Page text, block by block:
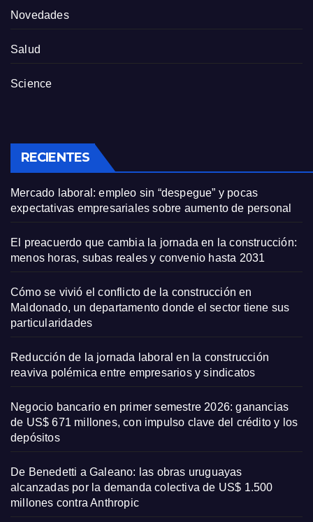
Novedades
Salud
Science
RECIENTES
Mercado laboral: empleo sin “despegue” y pocas
expectativas empresariales sobre aumento de personal
El preacuerdo que cambia la jornada en la construcción:
menos horas, subas reales y convenio hasta 2031
Cómo se vivió el conflicto de la construcción en
Maldonado, un departamento donde el sector tiene sus
particularidades
Reducción de la jornada laboral en la construcción
reaviva polémica entre empresarios y sindicatos
Negocio bancario en primer semestre 2026: ganancias
de US$ 671 millones, con impulso clave del crédito y los
depósitos
De Benedetti a Galeano: las obras uruguayas
alcanzadas por la demanda colectiva de US$ 1.500
millones contra Anthropic